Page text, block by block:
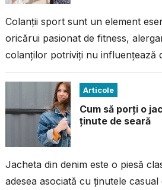
Colanții sport sunt un element
oricărui pasionat de fitness,
colanților potriviți nu influențează
Articole
Cum să porți o
ținute de seară
Jacheta din denim este o piesă
adesea asociată cu ținutele